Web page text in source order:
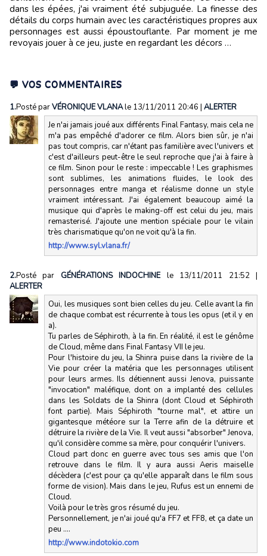
dans les épées, j'ai vraiment été subjuguée. La finesse des
détails du corps humain avec les caractéristiques propres aux
personnages est aussi époustouflante. Par moment je me
revoyais jouer à ce jeu, juste en regardant les décors …
💬 VOS COMMENTAIRES
1.Posté parVÉRONIQUE VLANAle 13/11/2011 20:46 | ALERTER
Je n'ai jamais joué aux différents Final Fantasy, mais cela ne
m'a pas empêché d'adorer ce film. Alors bien sûr, je n'ai
pas tout compris, car n'étant pas familière avec l'univers et
c'est d'ailleurs peut-être le seul reproche que j'ai à faire à
ce film. Sinon pour le reste : impeccable ! Les graphismes
sont sublimes, les animations fluides, le look des
personnages entre manga et réalisme donne un style
vraiment intéressant. J'ai également beaucoup aimé la
musique qui d'après le making-off est celui du jeu, mais
remasterisé. J'ajoute une mention spéciale pour le vilain
très charismatique qu'on ne voit qu'à la fin.
http://www.syl.vlana.fr/
2.Posté par GÉNÉRATIONS INDOCHINE le 13/11/2011 21:52|
ALERTER
Oui, les musiques sont bien celles du jeu. Celle avant la fin
de chaque combat est récurrente à tous les opus (et il y en
a).
Tu parles de Séphiroth, à la fin. En réalité, il est le génôme
de Cloud, même dans Final Fantasy VII le jeu.
Pour l'histoire du jeu, la Shinra puise dans la rivière de la
Vie pour créer la matéria que les personnages utilisent
pour leurs armes. Ils détiennent aussi Jenova, puissante
"invocation" maléfique, dont on a implanté des cellules
dans les Soldats de la Shinra (dont Cloud et Séphiroth
font partie). Mais Séphiroth "tourne mal", et attire un
gigantesque météore sur la Terre afin de la détruire et
détruire la rivière de la Vie. Il veut aussi "absorber" Jenova,
qu'il considère comme sa mère, pour conquérir l'univers.
Cloud part donc en guerre avec tous ses amis que l'on
retrouve dans le film. Il y aura aussi Aeris maiselle
décèdera (c'est pour ça qu'elle apparaît dans le film sous
forme de vision). Mais dans le jeu, Rufus est un ennemi de
Cloud.
Voilà pour le très gros résumé du jeu.
Personnellement, je n'ai joué qu'a FF7 et FF8, et ça date un
peu ....
http://www.indotokio.com